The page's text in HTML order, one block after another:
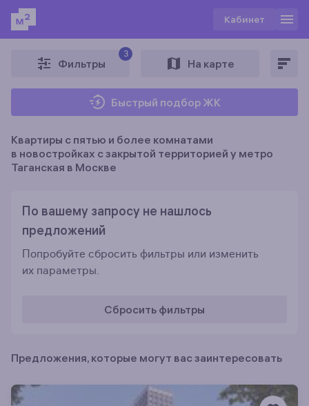
Кабинет
Фильтры
3
На карте
Быстрый подбор ЖК
Квартиры с пятью и более комнатами
в новостройках c закрытой территорией у метро
Таганская в Москве
По вашему запросу не нашлось
предложений
Попробуйте сбросить фильтры или изменить
их параметры.
Сбросить фильтры
Предложения, которые могут вас заинтересовать